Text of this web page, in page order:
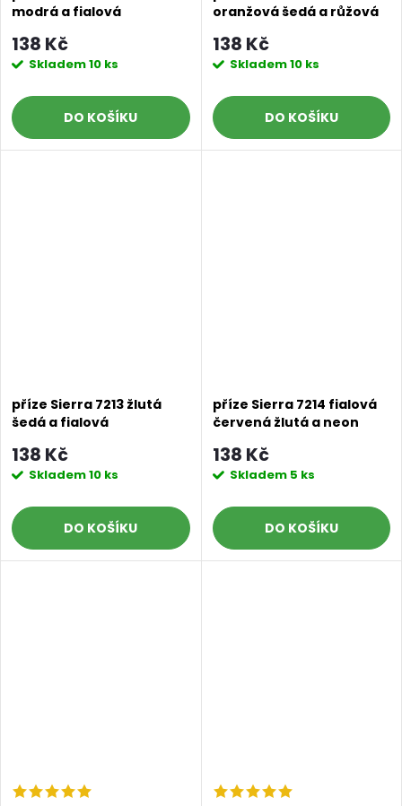
modrá a fialová
138 Kč
Skladem10 ks
DO KOŠÍKU
oranžová šedá a růžová
138 Kč
Skladem10 ks
DO KOŠÍKU
příze Sierra 7213 žlutá
šedá a fialová
138 Kč
Skladem10 ks
DO KOŠÍKU
příze Sierra 7214 fialová
červená žlutá a neon
138 Kč
Skladem 5 ks
DO KOŠÍKU